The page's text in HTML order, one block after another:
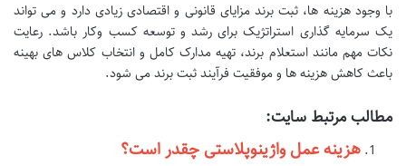
با وجود هزینه ها، ثبت برند مزایای قانونی و اقتصادی زیادی دارد و می تواند
یک سرمایه گذاری استراتژیک برای رشد و توسعه کسب وکار باشد. رعایت
نکات مهم مانند استعلام برند، تهیه مدارک کامل و انتخاب کلاس های بهینه
باعث کاهش هزینه ها و موفقیت فرآیند ثبت برند می شود.
مطالب مرتبط سایت:
هزینه عمل واژینوپلاستی چقدر است؟